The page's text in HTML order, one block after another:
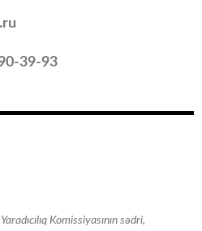
39-93
Komissiyasının sədri,